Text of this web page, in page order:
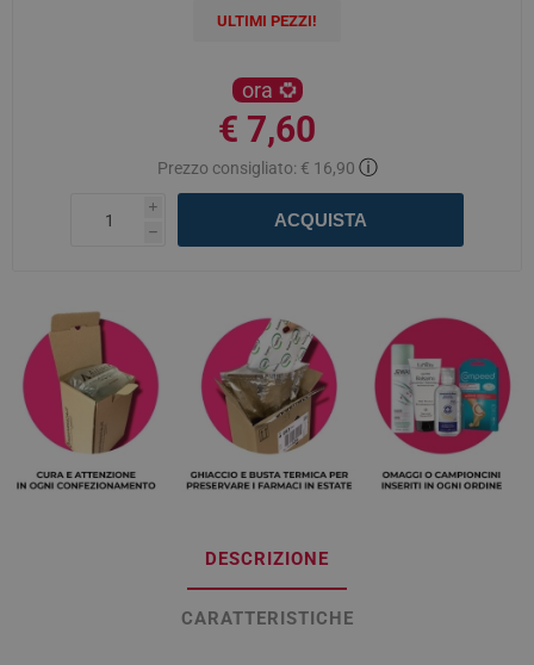
ULTIMI PEZZI!
ora
€ 7,60
Prezzo consigliato: € 16,90 ⓘ
i
h
ACQUISTA
DESCRIZIONE
CARATTERISTICHE